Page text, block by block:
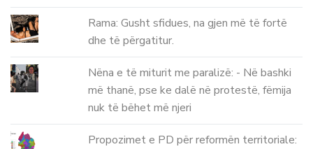
Rama: Gusht sfidues, na gjen më të fortë
dhe të përgatitur.
Nëna e të miturit me paralizë: - Në bashki
më thanë, pse ke dalë në protestë, fëmija
nuk të bëhet më njeri
Propozimet e PD për reformën territoriale: